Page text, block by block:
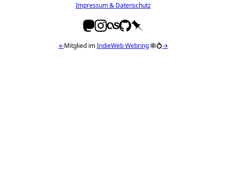
Impressum & Datenschutz
←Mitglied imIndieWeb Webring🕸💍→